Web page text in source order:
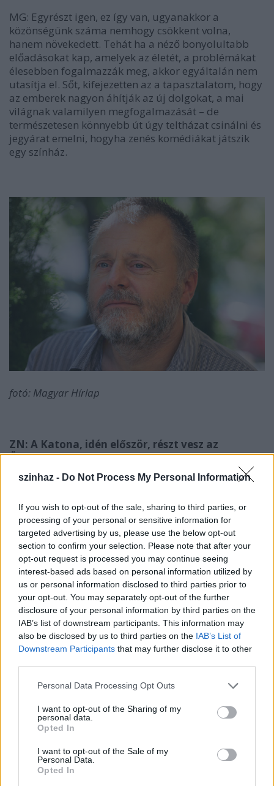
szinhaz - Do Not Process My Personal Information
If you wish to opt-out of the sale, sharing to third parties, or
processing of your personal or sensitive information for
targeted advertising by us, please use the below opt-out
section to confirm your selection. Please note that after your
opt-out request is processed you may continue seeing
interest-based ads based on personal information utilized by
us or personal information disclosed to third parties prior to
your opt-out. You may separately opt-out of the further
disclosure of your personal information by third parties on the
IAB’s list of downstream participants. This information may
also be disclosed by us to third parties on the IAB’s List of
Downstream Participants that may further disclose it to other
Please note that this website/app uses one or more Google
not limited to your visit or usage behaviour. You may click to
grant or deny consent to Google and its third-party tags to
use your data for below specified purposes in below Google
consent section.
Personal Data Processing Opt Outs
I want to opt-out of the Sharing of my
personal data.
Opted In
I want to opt-out of the Sale of my
Personal Data.
Opted In
MG: Egyrészt igen, ez így van, ugyanakkor a
közönségünk száma nemhogy csökkent volna,
hanem növekedett. Tehát ha a néző bonyolultabb
előadásokat kap, amelyek az életét, a problémákat
élesebben fogalmazzák meg, akkor egyáltalán nem
utasítja el. Sőt, kifejezetten az a tapasztalatom, hogy
az emberek nagyon áhítják az új dolgokat, a mai
világnak valamilyen megfogalmazását – de
természetesen könnyebb út úgy teltházat csinálni és
jegyárat emelni, hogyha zenés komédiákat játszik
egy színház.
fotó: Magyar Hírlap
ZN: A Katona, idén először, részt vesz az
Ördögkatlan fesztiválon is. Ez újdonság mindkét
oldalnak, hiszen az elmúlt hét évben az
Ördögkatlan színházi programjában főként
voltak még ilyen jellegű, „mezítlábas”
fesztiválon.
MG: Nagyon örültünk Bérczes László és Kiss Mónika
az Ördögkatlan ötletgazdái – a
szerk.) megkeresésének, megtisztelő, különösen,
hogy a Katona tulajdonképpen díszvendége a
fesztiválnak. Praktikus szempontokat persze végig
kellett gondolni, hogy a társulat színészeivel ez
mikor tehető meg, hiszen a nyári szabadságukból
rabolunk el időt, de a színház részéről egy pillanatig
nem volt kérdés, hogy elfogadjuk a meghívást.
ZN: Jövőre jöhet a Sziget…?